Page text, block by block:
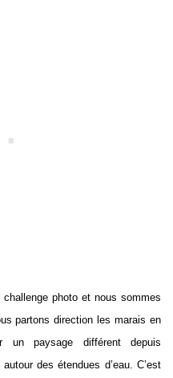
photo et nous sommes
partons direction les marais en
un paysage différent depuis
des étendues d’eau. C’est